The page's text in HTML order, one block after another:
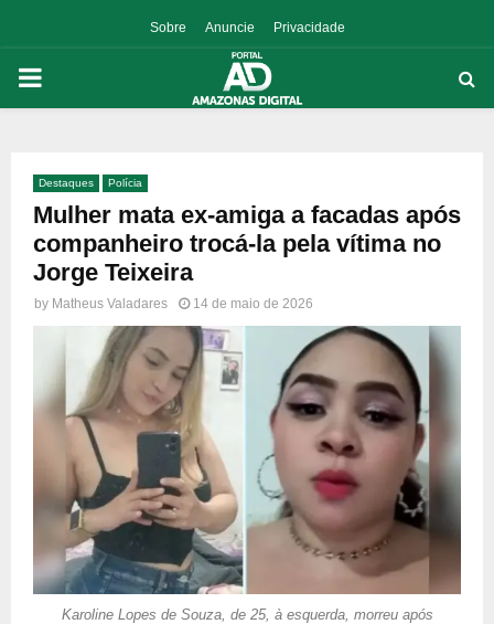
Sobre Anuncie Privacidade
PRIMARY
Destaques Polícia
Mulher mata ex-amiga a facadas após
companheiro trocá-la pela vítima no
Jorge Teixeira
by Matheus Valadares 14 de maio de 2026
Karoline Lopes de Souza, de 25, à esquerda, morreu após